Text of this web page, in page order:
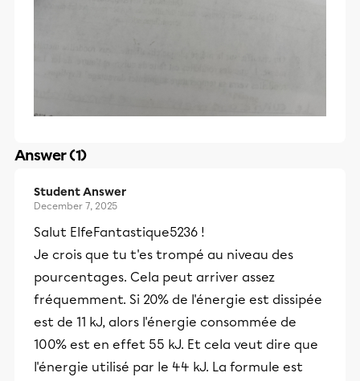
Answer (1)
Student Answer
December 7, 2025
Salut ElfeFantastique5236 !
Je crois que tu t'es trompé au niveau des
pourcentages. Cela peut arriver assez
fréquemment. Si 20% de l'énergie est dissipée
est de 11 kJ, alors l'énergie consommée de
100% est en effet 55 kJ. Et cela veut dire que
l'énergie utilisé par le 44 kJ. La formule est